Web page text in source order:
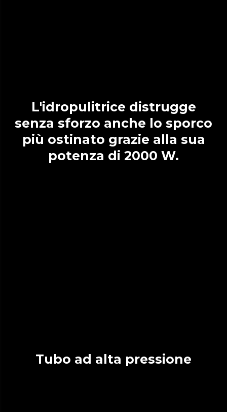
L'idropulitrice distrugge
senza sforzo anche lo sporco
più ostinato grazie alla sua
potenza di 2000 W.
Tubo ad alta pressione